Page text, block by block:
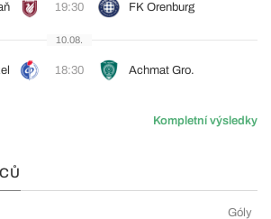
19:30 FK Orenburg
10.08.
18:30 Achmat Gro.
Kompletní výsledky
Góly